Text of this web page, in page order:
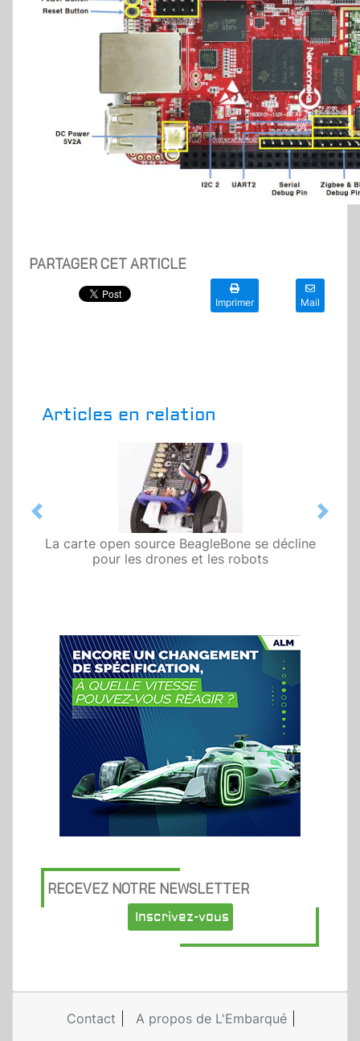
PARTAGER CET ARTICLE
Imprimer Mail
Articles en relation
La carte open source BeagleBone se décline
pour les drones et les robots
Previous Next
RECEVEZ NOTRE NEWSLETTER
Inscrivez-vous
Contact
A propos de L'Embarqué